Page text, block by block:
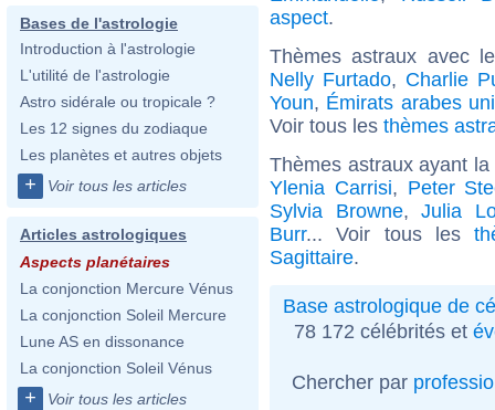
Bases de l'astrologie
Introduction à l'astrologie
L'utilité de l'astrologie
Astro sidérale ou tropicale ?
Les 12 signes du zodiaque
Les planètes et autres objets
+ Voir tous les articles
Articles astrologiques
Aspects planétaires
La conjonction Mercure Vénus
La conjonction Soleil Mercure
Lune AS en dissonance
La conjonction Soleil Vénus
+ Voir tous les articles
aspect.
Thèmes astraux avec
Nelly Furtado, Charlie
Youn, Émirats arabes
Voir tous les thèmes
Thèmes astraux ayant
Ylenia Carrisi, Peter
Sylvia Browne,Julia
Burr... Voir tous les
Sagittaire.
Base astrologique de
78 172 célébrités et
Chercher par